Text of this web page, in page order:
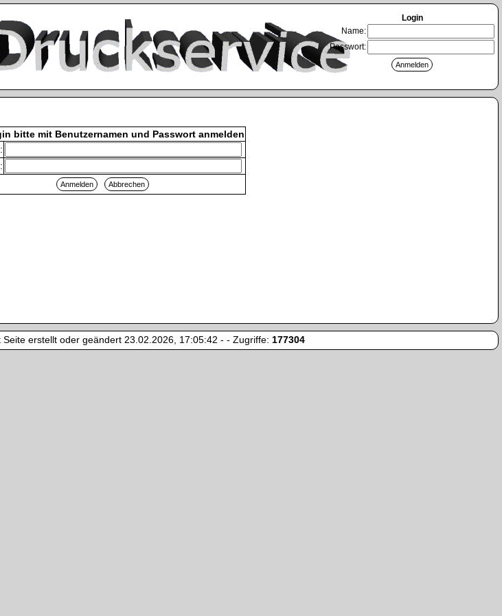
Login
Name:
Passwort:
bitte mit Benutzernamen und Passwort anmelden
erstellt oder geändert 23.02.2026, 17:05:42 - - Zugriffe: 177304